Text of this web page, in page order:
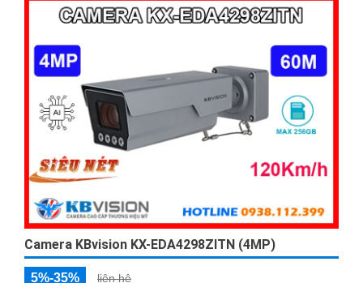
Camera KBvision KX-EDA4298ZITN (4MP)
5%-35% liên hệ